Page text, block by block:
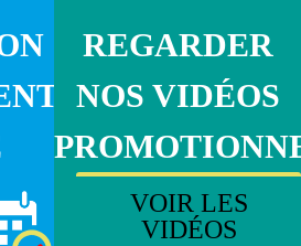
REGARDER
NOS VIDÉOS
VOIR LES
VIDÉOS